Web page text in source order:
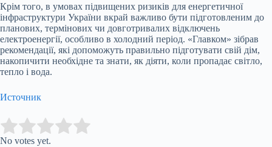
Крім того, в умовах підвищених ризиків для енергетичної
інфраструктури України вкрай важливо бути підготовленим до
планових, термінових чи довготривалих відключень
електроенергії, особливо в холодний період. «Главком» зібрав
рекомендації, які допоможуть правильно підготувати свій дім,
накопичити необхідне та знати, як діяти, коли пропадає світло,
тепло і вода.
Источник
Rate this item:
No votes yet.